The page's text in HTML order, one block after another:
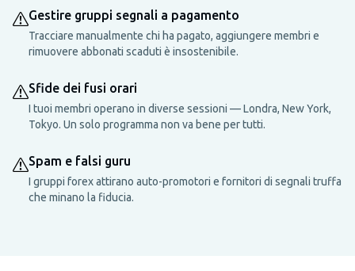
Gestire gruppi segnali a pagamento
Tracciare manualmente chi ha pagato, aggiungere membri e
rimuovere abbonati scaduti è insostenibile.
Sfide dei fusi orari
I tuoi membri operano in diverse sessioni — Londra, New York,
Tokyo. Un solo programma non va bene per tutti.
Spam e falsi guru
I gruppi forex attirano auto-promotori e fornitori di segnali truffa
che minano la fiducia.